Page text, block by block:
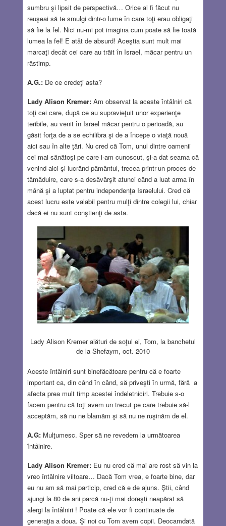
sumbru şi lipsit de perspectivă… Orice ai fi făcut nu
reuşeai să te smulgi dintr-o lume în care toţi erau obligaţi
să fie la fel. Nici nu-mi pot imagina cum poate să fie toată
lumea la fel! E atât de absurd! Aceştia sunt mult mai
marcaţi decât cei care au trăit în Israel, măcar pentru un
răstimp.
A.G.:De ce credeţi asta?
Lady Alison Kremer:Am observat la aceste întâlniri că
toţi cei care, după ce au supravieţuit unor experienţe
teribile, au venit în Israel măcar pentru o perioadă, au
găsit forţa de a se echilibra şi de a începe o viaţă nouă
aici sau în alte ţări. Nu cred că Tom, unul dintre oamenii
cei mai sănătoşi pe care i-am cunoscut, şi-a dat seama că
venind aici şi lucrând pământul, trecea printr-un proces de
tămăduire, care s-a desăvârşit atunci când a luat arma în
mână şi a luptat pentru independenţa Israelului. Cred că
acest lucru este valabil pentru mulţi dintre colegii lui, chiar
dacă ei nu sunt conştienţi de asta.
Lady Alison Kremer alături de soţul ei, Tom, la banchetul
de la Shefaym, oct. 2010
Aceste întâlniri sunt binefăcătoare pentru că e foarte
important ca, din când în când, să priveşti în urmă, fără a
afecta prea mult timp acestei îndeletniciri. Trebuie s-o
facem pentru că toţi avem un trecut pe care trebuie să-l
acceptăm, să nu ne blamăm şi să nu ne ruşinăm de el.
A.G:Mulţumesc. Sper să ne revedem la următoarea
întâlnire.
Lady Alison Kremer:Eu nu cred că mai are rost să vin la
vreo întâlnire viitoare… Dacă Tom vrea, e foarte bine, dar
eu nu am să mai particip, cred că e de ajuns. Ştii, când
ajungi la 80 de ani parcă nu-ţi mai doreşti neapărat să
alergi la întâlniri ! Poate că ele vor fi continuate de
generaţia a doua. Şi noi cu Tom avem copii. Deocamdată